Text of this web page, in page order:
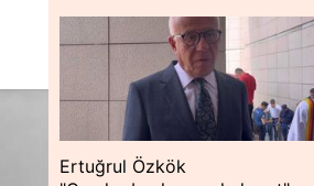
Ertuğrul Özkök